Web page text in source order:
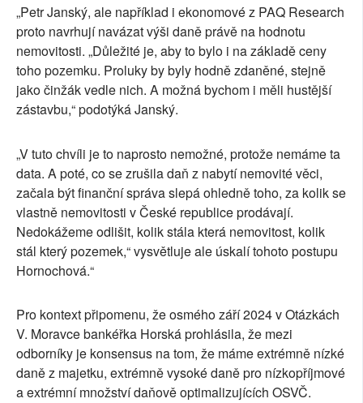
„Petr Janský, ale například i ekonomové z PAQ Research
proto navrhují navázat výši daně právě na hodnotu
nemovitosti. „Důležité je, aby to bylo i na základě ceny
toho pozemku. Proluky by byly hodně zdaněné, stejně
jako činžák vedle nich. A možná bychom i měli hustější
zástavbu,“ podotýká Janský.
„V tuto chvíli je to naprosto nemožné, protože nemáme ta
data. A poté, co se zrušila daň z nabytí nemovité věci,
začala být finanční správa slepá ohledně toho, za kolik se
vlastně nemovitosti v České republice prodávají.
Nedokážeme odlišit, kolik stála která nemovitost, kolik
stál který pozemek,“ vysvětluje ale úskalí tohoto postupu
Hornochová.“
Pro kontext připomenu, že osmého září 2024 v Otázkách
V. Moravce bankéřka Horská prohlásila, že mezi
odborníky je konsensus na tom, že máme extrémně nízké
daně z majetku, extrémně vysoké daně pro nízkopříjmové
a extrémní množství daňově optimalizujících OSVČ.